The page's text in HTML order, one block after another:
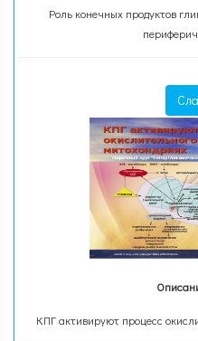
Роль конечных продуктов
КПГ активируют процесс